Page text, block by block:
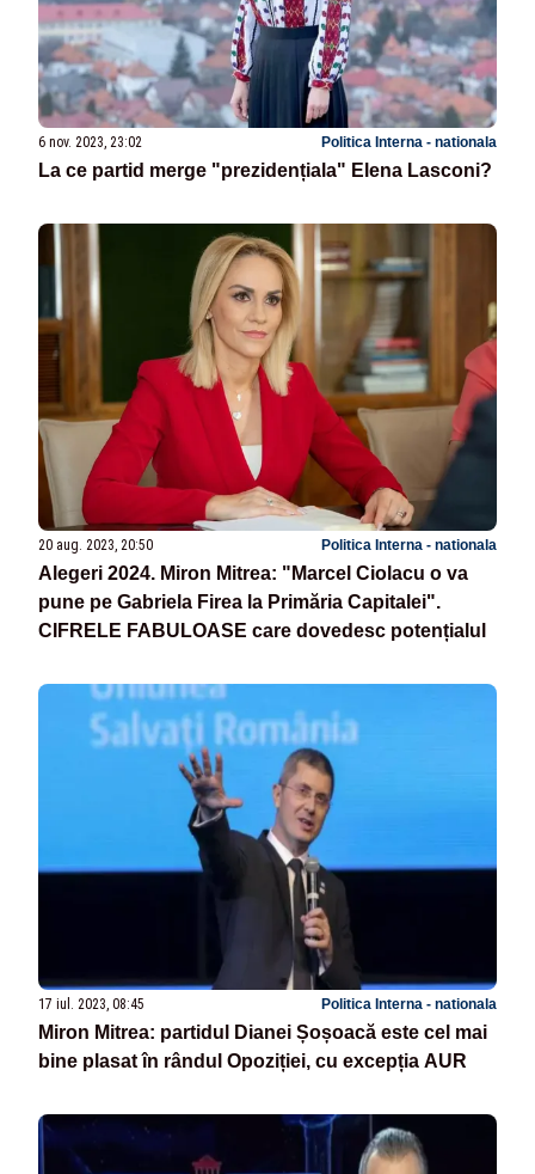
6 nov. 2023, 23:02 Politica Interna - nationala
La ce partid merge "prezidențiala" Elena Lasconi?
20 aug. 2023, 20:50 Politica Interna - nationala
Alegeri 2024. Miron Mitrea: "Marcel Ciolacu o va
pune pe Gabriela Firea la Primăria Capitalei".
CIFRELE FABULOASE care dovedesc potențialul
17 iul. 2023, 08:45 Politica Interna - nationala
Miron Mitrea: partidul Dianei Șoșoacă este cel mai
bine plasat în rândul Opoziției, cu excepția AUR